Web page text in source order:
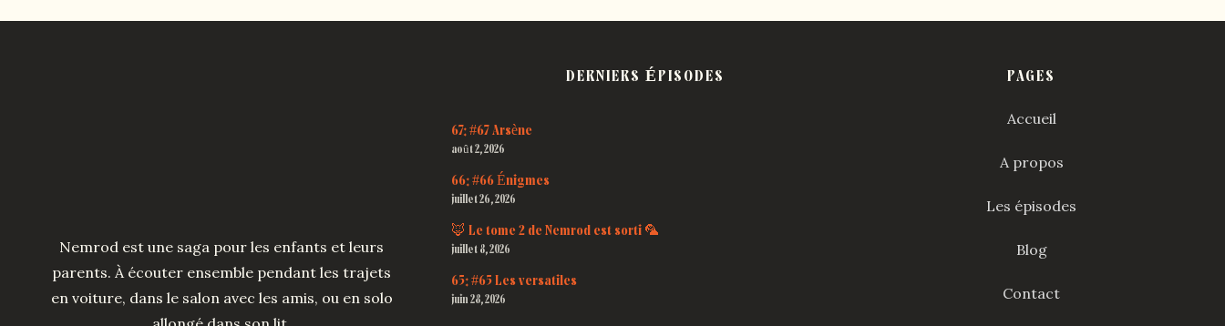
Nemrod est une saga pour les enfants et leurs
parents. À écouter ensemble pendant les trajets
en voiture, dans le salon avec les amis, ou en solo
DERNIERS ÉPISODES
67: #67 Arsène
août 2, 2026
66: #66 Énigmes
juillet 26, 2026
🦊 Le tome 2 de Nemrod est sorti 🦜
juillet 8, 2026
65: #65 Les versatiles
juin 28, 2026
PAGES
Accueil
A propos
Les épisodes
Blog
Contact